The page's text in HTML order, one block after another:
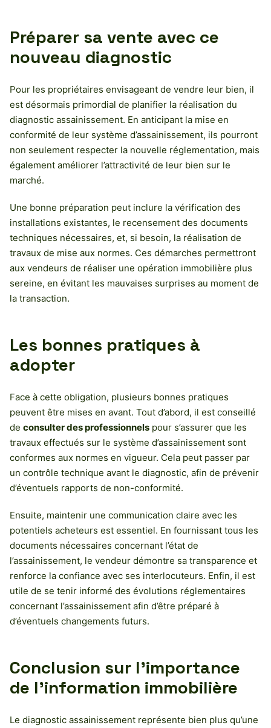
Préparer sa vente avec ce
nouveau diagnostic
Pour les propriétaires envisageant de vendre leur bien, il
est désormais primordial de planifier la réalisation du
diagnostic assainissement. En anticipant la mise en
conformité de leur système d’assainissement, ils pourront
non seulement respecter la nouvelle réglementation, mais
également améliorer l’attractivité de leur bien sur le
marché.
Une bonne préparation peut inclure la vérification des
installations existantes, le recensement des documents
techniques nécessaires, et, si besoin, la réalisation de
travaux de mise aux normes. Ces démarches permettront
aux vendeurs de réaliser une opération immobilière plus
sereine, en évitant les mauvaises surprises au moment de
la transaction.
Les bonnes pratiques à
adopter
Face à cette obligation, plusieurs bonnes pratiques
peuvent être mises en avant. Tout d’abord, il est conseillé
de consulter des professionnels pour s’assurer que les
travaux effectués sur le système d’assainissement sont
conformes aux normes en vigueur. Cela peut passer par
un contrôle technique avant le diagnostic, afin de prévenir
d’éventuels rapports de non-conformité.
Ensuite, maintenir une communication claire avec les
potentiels acheteurs est essentiel. En fournissant tous les
documents nécessaires concernant l’état de
l’assainissement, le vendeur démontre sa transparence et
renforce la confiance avec ses interlocuteurs. Enfin, il est
utile de se tenir informé des évolutions réglementaires
concernant l’assainissement afin d’être préparé à
d’éventuels changements futurs.
Conclusion sur l’importance
de l’information immobilière
Le diagnostic assainissement représente bien plus qu’une